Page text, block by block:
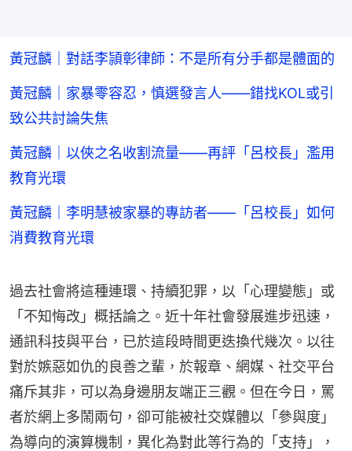
黃冠麟｜對話李頴彰律師：不是所有分手都是體面的
黃冠麟｜家暴零容忍，慎選發言人——錯找KOL或引
致公共討論失焦
黃冠麟｜以俠之名收割流量——再評「呂校長」濫用
教育光環
黃冠麟｜李明慧被家暴的專訪者——「呂校長」如何
消費教育光環
過去社會將這種連環、持續犯罪，以「心理變態」或
「不知悔改」概括論之。近十年社會發展進步迅速，
通訊科技與平台，已於這段時間更迭換代幾次。以往
對於嫉惡如仇的良善之輩，於報章、網媒、社交平台
痛斥其非，可以為身邊朋友端正三觀。但在今日，罵
者於網上多鬧兩句，卻可能被社交媒體以「參與度」
為導向的演算機制，異化為對此等行為的「支持」，